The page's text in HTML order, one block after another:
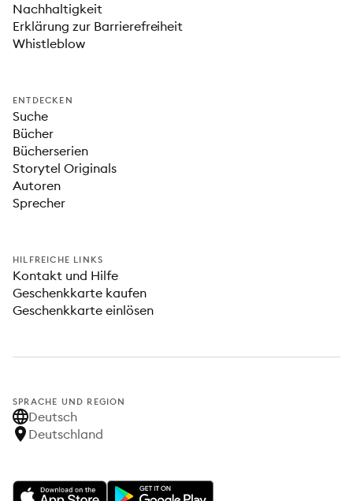
Nachhaltigkeit
Erklärung zur Barrierefreiheit
Whistleblow
ENTDECKEN
Suche
Bücher
Bücherserien
Storytel Originals
Autoren
Sprecher
HILFREICHE LINKS
Kontakt und Hilfe
Geschenkkarte kaufen
Geschenkkarte einlösen
SPRACHE UND REGION
Deutsch
Deutschland